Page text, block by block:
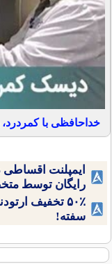
خداحافظی با
ایمپلنت
رایگان توسط
۵۰٪ تخفیف
سفته!